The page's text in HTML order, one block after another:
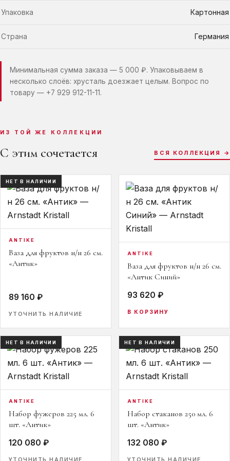
Упаковка Картонная
Страна Германия
Минимальная сумма заказа — 5 000 ₽. Упаковываем в
несколько слоёв: хрусталь доезжает целым. Вопрос по
товару — +7 929 912-11-11.
ИЗ ТОЙ ЖЕ КОЛЛЕКЦИИ
С этим сочетается ВСЯ КОЛЛЕКЦИЯ →
НЕТ В НАЛИЧИИ
ANTIKE
Ваза для фруктов н/н 26 см.
«Антик»
89 160 ₽
УТОЧНИТЬ НАЛИЧИЕ
ANTIKE
Ваза для фруктов н/н 26 см.
«Антик Синий»
93 620 ₽
В КОРЗИНУ
НЕТ В НАЛИЧИИ
ANTIKE
Набор фужеров 225 мл. 6
шт. «Антик»
120 080 ₽
УТОЧНИТЬ НАЛИЧИЕ
НЕТ В НАЛИЧИИ
ANTIKE
Набор стаканов 250 мл. 6
шт. «Антик»
132 080 ₽
УТОЧНИТЬ НАЛИЧИЕ